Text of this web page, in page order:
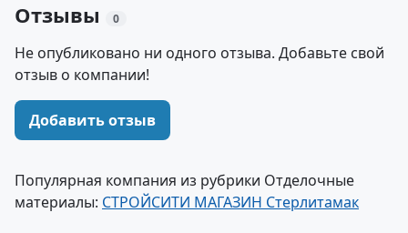
Отзывы 0
Не опубликовано ни одного отзыва. Добавьте свой
отзыв о компании!
Добавить отзыв
Популярная компания из рубрики Отделочные
материалы: СТРОЙСИТИ МАГАЗИН Стерлитамак